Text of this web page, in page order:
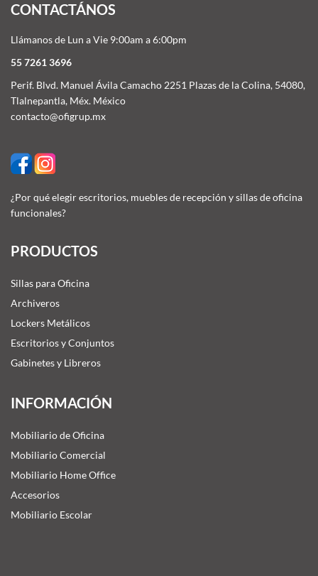
CONTACTÁNOS
Llámanos de Lun a Vie 9:00am a 6:00pm
55 7261 3696
Perif. Blvd. Manuel Ávila Camacho 2251 Plazas de la Colina, 54080,
Tlalnepantla, Méx. México
contacto@ofigrup.mx
¿Por qué elegir escritorios, muebles de recepción y sillas de oficina
funcionales?
PRODUCTOS
Sillas para Oficina
Archiveros
Lockers Metálicos
Escritorios y Conjuntos
Gabinetes y Libreros
INFORMACIÓN
Mobiliario de Oficina
Mobiliario Comercial
Mobiliario Home Office
Accesorios
Mobiliario Escolar